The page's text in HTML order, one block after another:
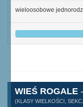
wieloosobowe
WIEŚ ROGALE
(KLASY WIELKOŚCI,